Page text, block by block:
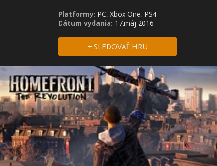
Platformy: PC, Xbox One, PS4
Dátum vydania: 17.máj 2016
+ SLEDOVAŤ HRU